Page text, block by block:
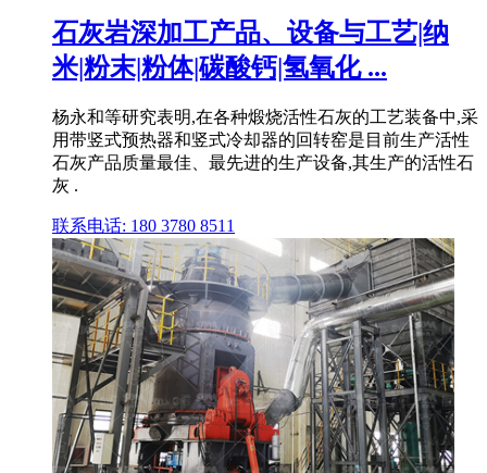
石灰岩深加工产品、设备与工艺|纳
米|粉末|粉体|碳酸钙|氢氧化 ...
杨永和等研究表明,在各种煅烧活性石灰的工艺装备中,采
用带竖式预热器和竖式冷却器的回转窑是目前生产活性
石灰产品质量最佳、最先进的生产设备,其生产的活性石
灰 .
联系电话: 180 3780 8511